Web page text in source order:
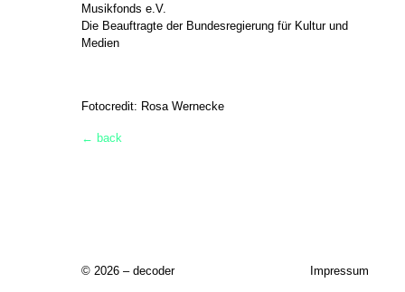
Musikfonds e.V.
Die Beauftragte der Bundesregierung für Kultur und
Medien
Fotocredit: Rosa Wernecke
← back
© 2026 – decoder Impressum